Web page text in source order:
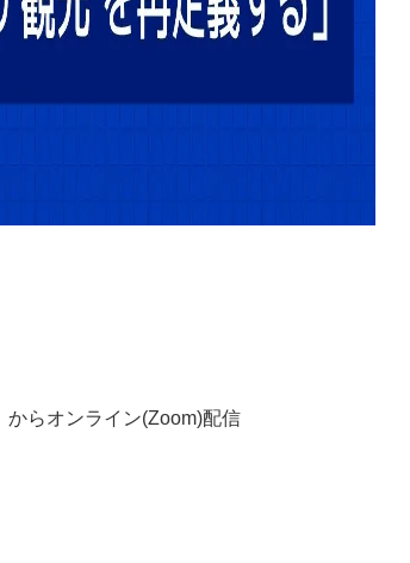
らオンライン(Zoom)配信